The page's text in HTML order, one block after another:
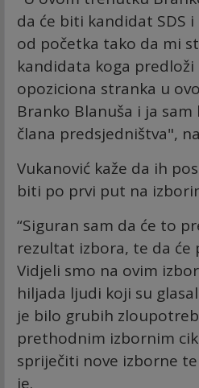
da će biti kandidat SDS
od početka tako da mi
kandidata koga predloži
opoziciona stranka u
Branko Blanuša i ja
člana predsjedništva",
Vukanović kaže da ih
biti po prvi put na
“Siguran sam da će to
rezultat izbora, te da će
Vidjeli smo na ovim
hiljada ljudi koji su
je bilo grubih
prethodnim izbornim
spriječiti nove izborne
je.